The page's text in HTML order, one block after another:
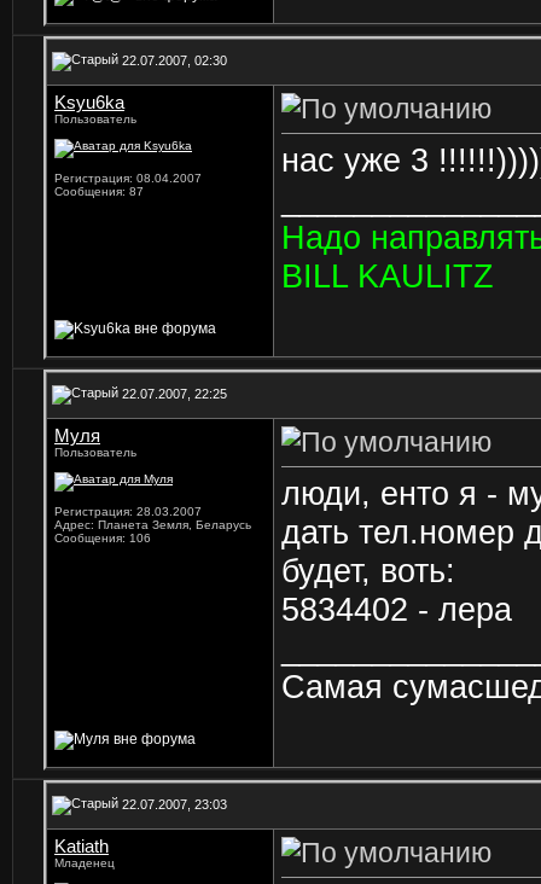
22.07.2007, 02:30
Ksyu6ka
Пользователь
Регистрация: 08.04.2007
Сообщения: 87
нас уже 3
Hадо
BILL KAULITZ
22.07.2007, 22:25
Муля
Пользователь
Регистрация: 28.03.2007
Адрес: Планета Земля, Беларусь
Сообщения: 106
люди, енто я -
дать тел.номер
будет, воть:
5834402 - лера
Самая
22.07.2007, 23:03
Katiath
Младенец